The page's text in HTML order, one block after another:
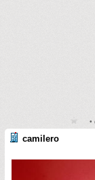
•
camilero